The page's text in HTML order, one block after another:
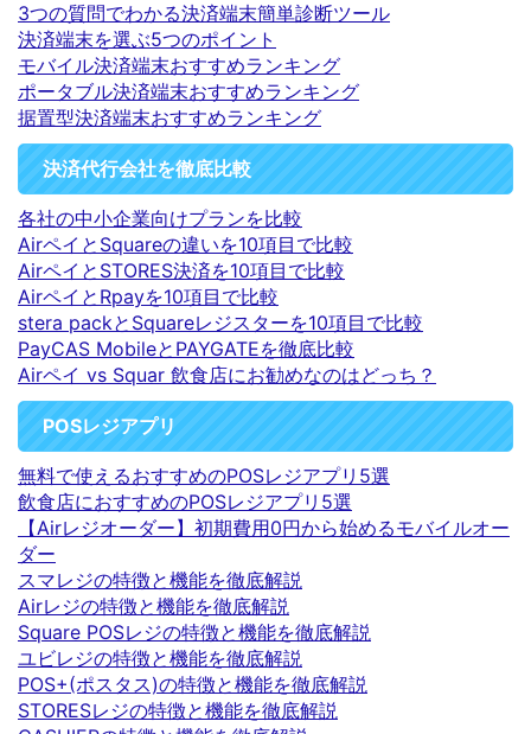
3つの質問でわかる決済端末簡単診断ツール
決済端末を選ぶ5つのポイント
モバイル決済端末おすすめランキング
ポータブル決済端末おすすめランキング
据置型決済端末おすすめランキング
決済代行会社を徹底比較
各社の中小企業向けプランを比較
AirペイとSquareの違いを10項目で比較
AirペイとSTORES決済を10項目で比較
AirペイとRpayを10項目で比較
stera packとSquareレジスターを10項目で比較
PayCAS MobileとPAYGATEを徹底比較
Airペイ vs Squar 飲食店にお勧めなのはどっち？
POSレジアプリ
無料で使えるおすすめのPOSレジアプリ5選
飲食店におすすめのPOSレジアプリ5選
【Airレジオーダー】初期費用0円から始めるモバイルオー
ダー
スマレジの特徴と機能を徹底解説
Airレジの特徴と機能を徹底解説
Square POSレジの特徴と機能を徹底解説
ユビレジの特徴と機能を徹底解説
POS+(ポスタス)の特徴と機能を徹底解説
STORESレジの特徴と機能を徹底解説